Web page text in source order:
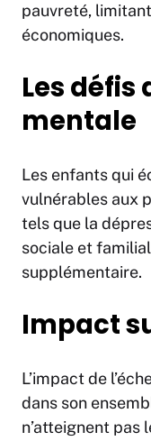
pauvreté,
économiques.
Les défis
mentale
Les enfants qui
vulnérables aux
tels que la
sociale et
supplémentaire.
Impact
L’impact de
dans son
n’atteignent pas